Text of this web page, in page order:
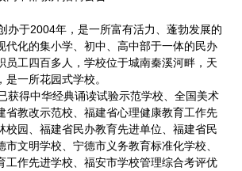
于2004年，是一所富有活力、蓬勃发展的
代化的集小学、初中、高中部于一体的民办
员工四百多人，学校位于城南秦溪河畔，天
一所花园式学校。
得中华经典诵读试验示范学校、全国美术
省教改示范校、福建省心理健康教育工作先
校园、福建省民办教育先进单位、福建省民
市文明学校、宁德市义务教育标准化学校、
工作先进学校、福安市学校管理综合考评优